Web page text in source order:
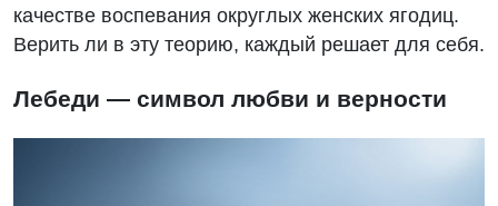
качестве воспевания округлых женских ягодиц.
Верить ли в эту теорию, каждый решает для себя.
Лебеди — символ любви и верности